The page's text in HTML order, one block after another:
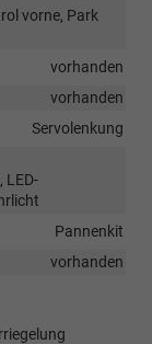
vorne, Park
vorhanden
vorhanden
Servolenkung
LED-
Pannenkit
vorhanden